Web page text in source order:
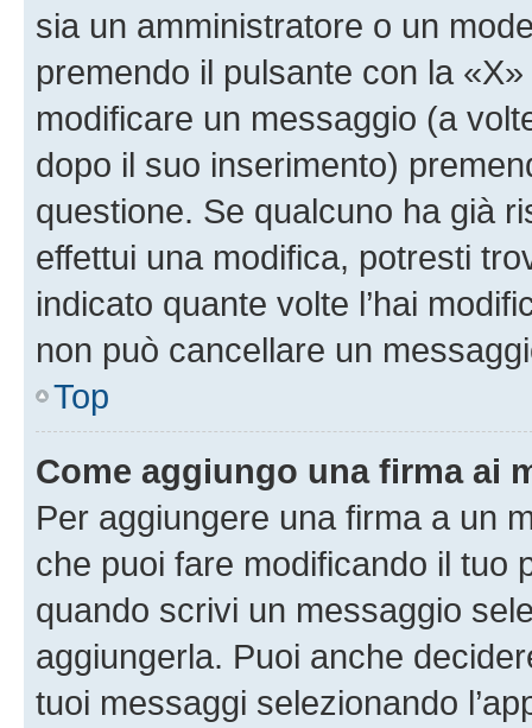
sia un amministratore o un
premendo il pulsante con la
modificare un messaggio (a
dopo il suo inserimento)
questione. Se qualcuno ha già
effettui una modifica, potresti
indicato quante volte l’hai
non può cancellare un
Top
Come aggiungo una firma ai
Per aggiungere una firma a un
che puoi fare modificando il tuo
quando scrivi un messaggio
aggiungerla. Puoi anche
tuoi messaggi selezionando